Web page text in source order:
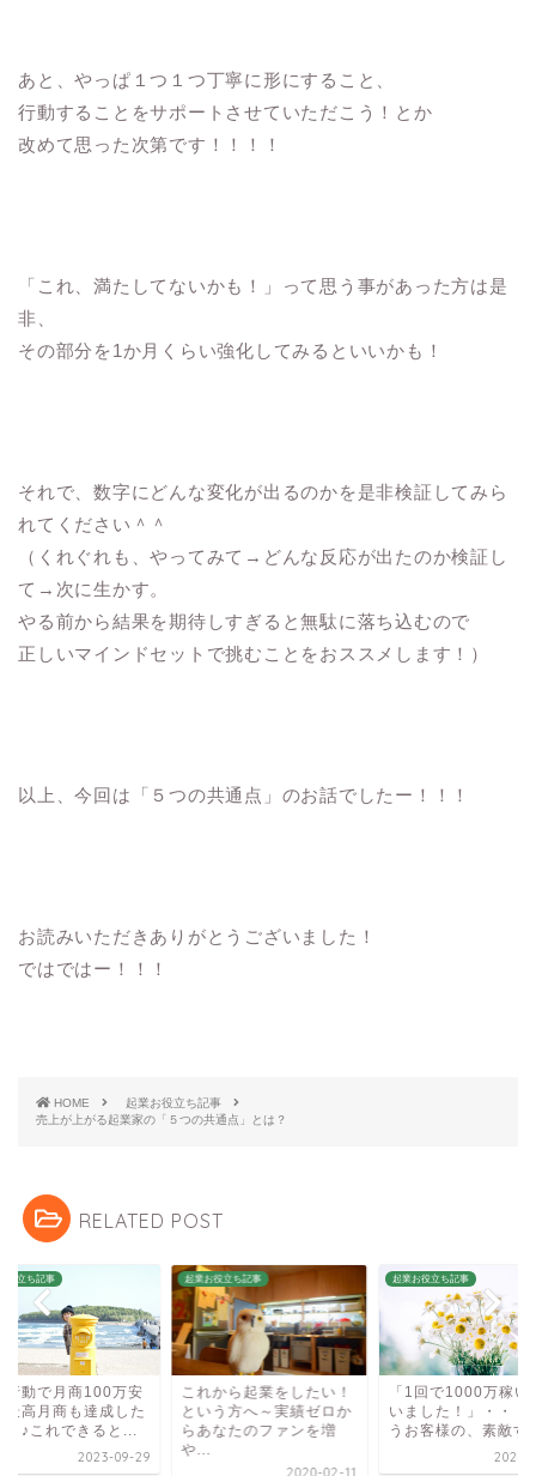
あと、やっぱ１つ１つ丁寧に形にすること、
行動することをサポートさせていただこう！とか
改めて思った次第です！！！！
「これ、満たしてないかも！」って思う事があった方は是
非、
その部分を1か月くらい強化してみるといいかも！
それで、数字にどんな変化が出るのかを是非検証してみら
れてください＾＾
（くれぐれも、やってみて→どんな反応が出たのか検証し
て→次に生かす。
やる前から結果を期待しすぎると無駄に落ち込むので
正しいマインドセットで挑むことをおススメします！）
以上、今回は「５つの共通点」のお話でしたー！！！
お読みいただきありがとうございました！
ではではー！！！
HOME
起業お役立ち記事
売上が上がる起業家の「５つの共通点」とは？
RELATED POST
役立ち記事
行動で月商100万安
最高月商も達成した
～♪これできると...
2023-09-29
起業お役立ち記事
これから起業をしたい！
という方へ～実績ゼロか
らあなたのファンを増
や...
2020-02-11
起業お役立ち記事
「1回で1000万稼い
いました！」・・・
うお客様の、素敵す
2024-